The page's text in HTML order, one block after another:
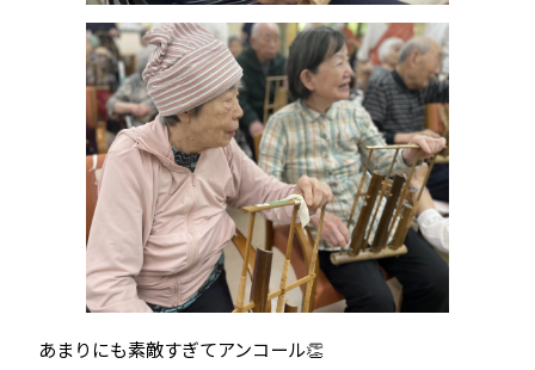
あまりにも素敵すぎてアンコール👏